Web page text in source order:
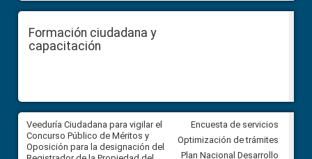
Formación ciudadana y
capacitación
Veeduría Ciudadana para vigilar el
Concurso Público de Méritos y
Oposición para la designación del
Veeduría Ciudadana para
construcción del asfaltado de
Encuesta de servicios
Optimización de trámites
Plan Nacional Desarrollo